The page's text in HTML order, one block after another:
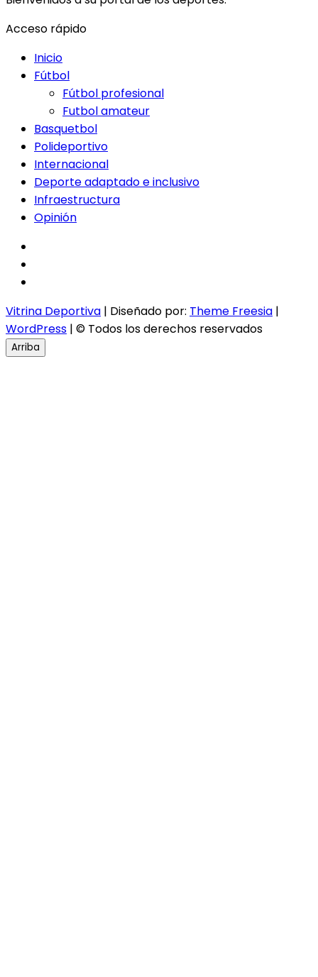
Acceso rápido
Inicio
Fútbol
Fútbol profesional
Futbol amateur
Basquetbol
Polideportivo
Internacional
Deporte adaptado e inclusivo
Infraestructura
Opinión
Vitrina Deportiva | Diseñado por: Theme Freesia |
WordPress | © Todos los derechos reservados
Arriba